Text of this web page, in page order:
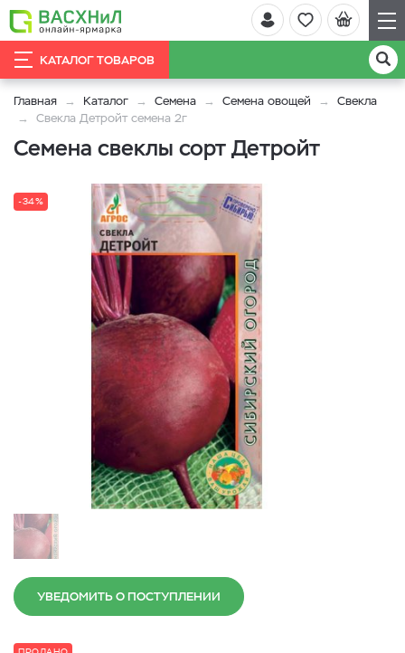
КАТАЛОГ ТОВАРОВ
Главная Каталог Семена Семена овощей
Свекла
Свекла Детройт семена 2г
Семена свеклы сорт Детройт
-34%
УВЕДОМИТЬ О ПОСТУПЛЕНИИ